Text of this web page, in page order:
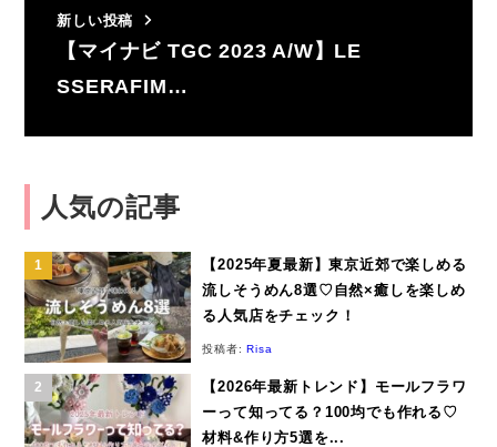
新しい投稿
【マイナビ TGC 2023 A/W】LE
SSERAFIM…
人気の記事
【2025年夏最新】東京近郊で楽しめる
流しそうめん8選♡自然×癒しを楽しめ
る人気店をチェック！
投稿者:Risa
【2026年最新トレンド】モールフラワ
ーって知ってる？100均でも作れる♡
材料&作り方5選を...